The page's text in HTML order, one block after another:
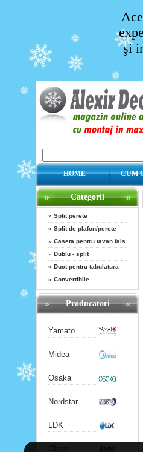
şi
HOME CUM
Categorii
» Split perete
» Split de plafon/perete
» Caseta pentru tavan fals
» Dublu - split
» Duct pentru tabulatura
» Convertibile
Producatori
Yamato
Midea
Osaka
Nordstar
LDK